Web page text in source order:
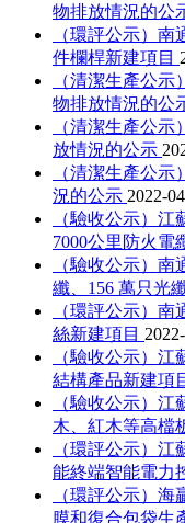
物排放情況的公
（環評公示）
件欄桿新建項目
（清潔生產公
物排放情況的公
（清潔生產公
放情況的公示
（清潔生產公
況的公示 2022-
（驗收公示）
7000公里防火電
（驗收公示）
纖、156 萬只光
（環評公示）
絲新建項目
（驗收公示）
結構產品新建項
（驗收公示）
木、紅木等高檔
（環評公示）
能終端智能電力
（環評公示）
膜和復合包袋生